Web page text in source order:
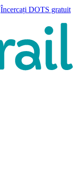
Încercați DOTS gratuit